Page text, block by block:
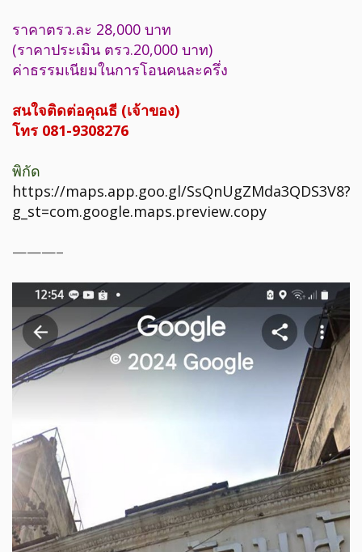
ราคาตรว.ละ 28,000 บาท
(ราคาประเมิน ตรว.20,000 บาท)
ค่าธรรมเนียมในการโอนคนละครึ่ง
สนใจติดต่อคุณธี (เจ้าของ)
โทร 081-9308276
พิกัด
https://maps.app.goo.gl/SsQnUgZMda3QDS3V8?
g_st=com.google.maps.preview.copy
———–